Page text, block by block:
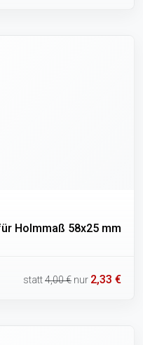
Holmmaß 58x25 mm
statt4,00 € nur 2,33 €